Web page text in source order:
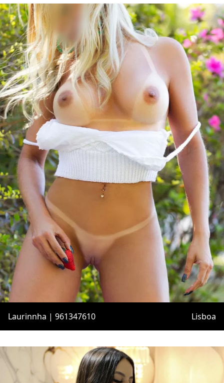
Laurinnha | 961347610 Lisboa